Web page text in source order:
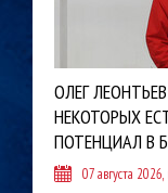
ОЛЕГ
НЕКОТОРЫХ
ПОТЕНЦИАЛ В
07 августа